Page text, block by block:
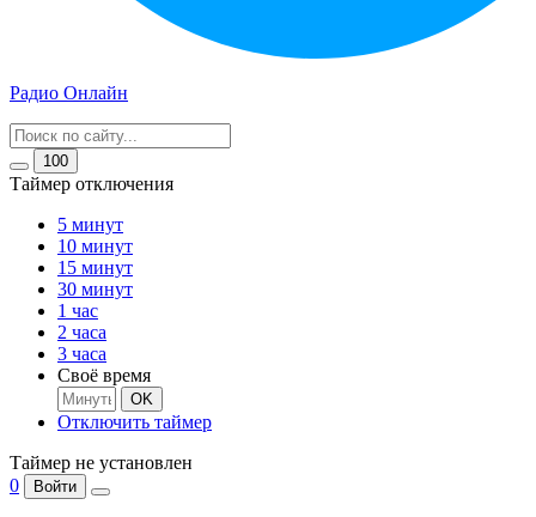
Радио Онлайн
100
Таймер отключения
5 минут
10 минут
15 минут
30 минут
1 час
2 часа
3 часа
Своё время
OK
Отключить таймер
Таймер не установлен
0
Войти